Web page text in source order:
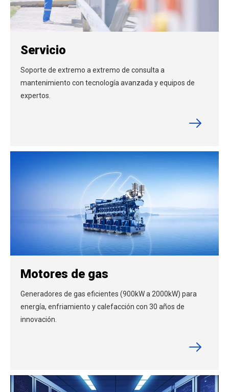
Servicio
Soporte de extremo a extremo de consulta a
mantenimiento con tecnología avanzada y equipos de
expertos.
Motores de gas
Generadores de gas eficientes (900kW a 2000kW) para
energía, enfriamiento y calefacción con 30 años de
innovación.